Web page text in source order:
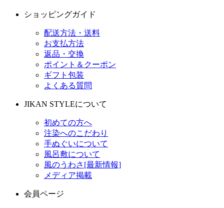
ショッピングガイド
配送方法・送料
お支払方法
返品・交換
ポイント＆クーポン
ギフト包装
よくある質問
JIKAN STYLEについて
初めての方へ
注染へのこだわり
手ぬぐいについて
風呂敷について
風のうわさ[最新情報]
メディア掲載
会員ページ